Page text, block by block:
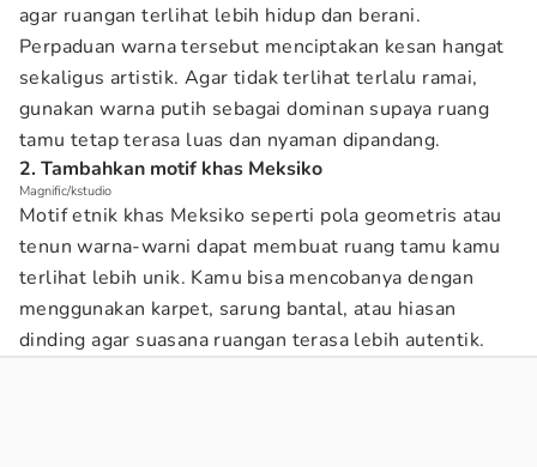
agar ruangan terlihat lebih hidup dan berani.
Perpaduan warna tersebut menciptakan kesan hangat
sekaligus artistik. Agar tidak terlihat terlalu ramai,
gunakan warna putih sebagai dominan supaya ruang
tamu tetap terasa luas dan nyaman dipandang.
2. Tambahkan motif khas Meksiko
Magnific/kstudio
Motif etnik khas Meksiko seperti pola geometris atau
tenun warna-warni dapat membuat ruang tamu kamu
terlihat lebih unik. Kamu bisa mencobanya dengan
menggunakan karpet, sarung bantal, atau hiasan
dinding agar suasana ruangan terasa lebih autentik.